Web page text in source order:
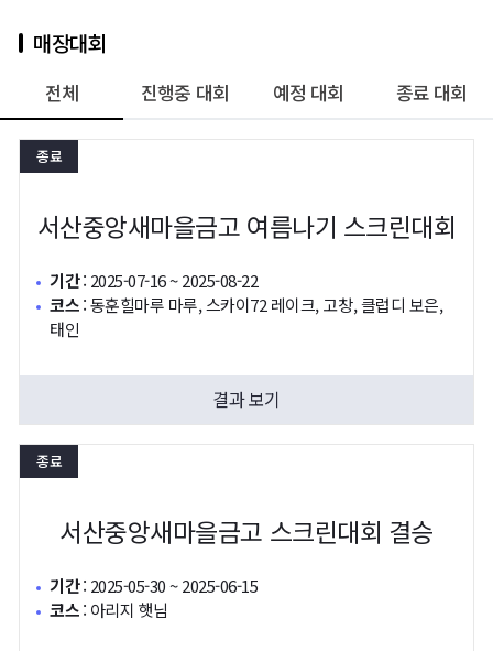
매장대회
전체 진행중 대회 예정 대회 종료 대회
종료
서산중앙새마을금고 여름나기 스크린대회
기간: 2025-07-16 ~ 2025-08-22
코스:동훈힐마루 마루, 스카이72 레이크, 고창, 클럽디 보은,
태인
결과 보기
종료
서산중앙새마을금고 스크린대회 결승
기간: 2025-05-30 ~ 2025-06-15
코스: 아리지 햇님